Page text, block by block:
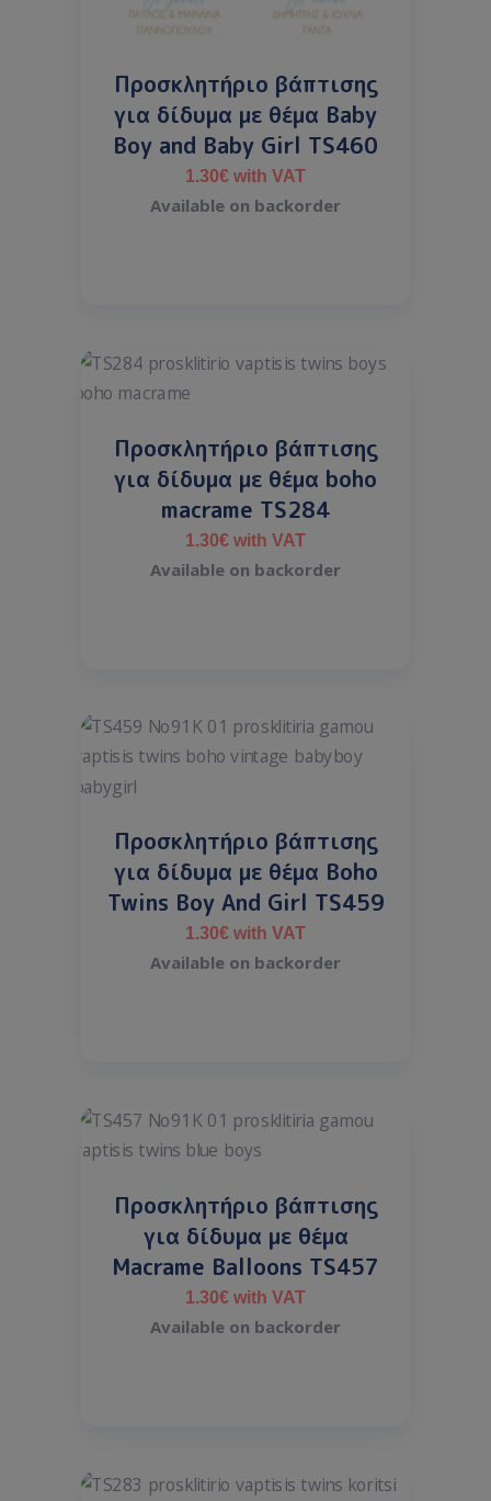
Προσκλητήριο βάπτισης
για δίδυμα με θέμα Baby
Boy and Baby Girl TS460
1.30€ with VAT
Available on backorder
Προσκλητήριο βάπτισης
για δίδυμα με θέμα boho
macrame TS284
1.30€ with VAT
Available on backorder
Προσκλητήριο βάπτισης
για δίδυμα με θέμα Boho
Twins Boy And Girl TS459
1.30€ with VAT
Available on backorder
Προσκλητήριο βάπτισης
για δίδυμα με θέμα
Macrame Balloons TS457
1.30€ with VAT
Available on backorder